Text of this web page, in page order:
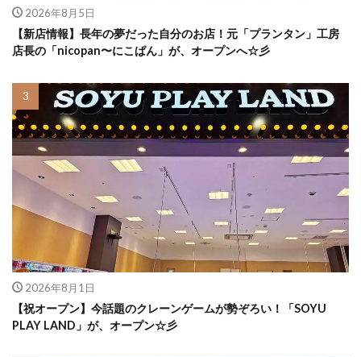
2026年8月5日
【新店情報】長年の夢だった自分のお店！元「プランタン」工房
店長の「nicopan〜にこぱん」が、オープンへ☆彡
2026年8月1日
【祝オープン】今話題のクレーンゲームが勢ぞろい！「SOYU
PLAY LAND」が、オープン☆彡